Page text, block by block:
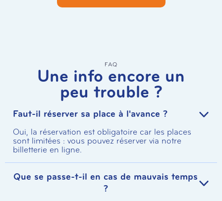
FAQ
Une info encore un
peu trouble ?
Faut-il réserver sa place à l'avance ?
Oui, la réservation est obligatoire car les places
sont limitées : vous pouvez réserver via notre
billetterie en ligne.
Que se passe-t-il en cas de mauvais temps
?